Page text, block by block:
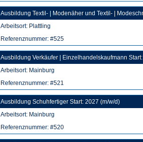
Ausbildung Textil- | Modenäher und Textil- |
Arbeitsort: Plattling
Referenznummer: #525
Ausbildung Verkäufer | Einzelhandelskaufmann
Arbeitsort: Mainburg
Referenznummer: #521
Ausbildung Schuhfertiger Start: 2027 (m/w/d)
Arbeitsort: Mainburg
Referenznummer: #520